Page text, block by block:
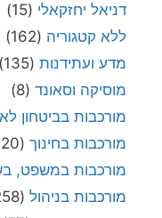
דניאל יחזקאלי (15)
ללא קטגוריה (162)
מדע ועתידנות (135)
מוסיקה וסאונד (8)
מורכבות בביטחון
מורכבות בחינוך (420)
מורכבות במשפט,
מורכבות בניהול (1,258)